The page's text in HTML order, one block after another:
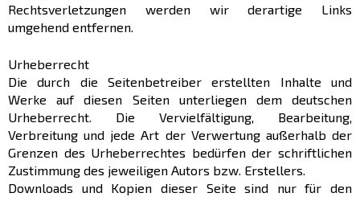
Rechtsverletzungen werden wir derartige Links
umgehend entfernen.
Urheberrecht
Die durch die Seitenbetreiber erstellten Inhalte und
Werke auf diesen Seiten unterliegen dem deutschen
Urheberrecht. Die Vervielfältigung, Bearbeitung,
Verbreitung und jede Art der Verwertung außerhalb der
Grenzen des Urheberrechtes bedürfen der schriftlichen
Zustimmung des jeweiligen Autors bzw. Erstellers.
Downloads und Kopien dieser Seite sind nur für den